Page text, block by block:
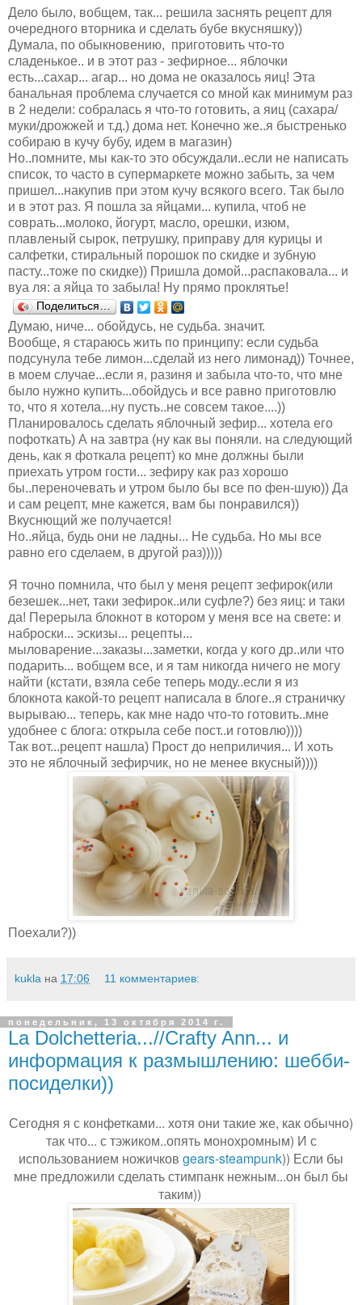
Дело было, вобщем, так... решила заснять рецепт для
очередного вторника и сделать бубе вкусняшку))
Думала, по обыкновению, приготовить что-то
сладенькое.. и в этот раз - зефирное... яблочки
есть...сахар... агар... но дома не оказалось яиц! Эта
банальная проблема случается со мной как минимум раз
в 2 недели: собралась я что-то готовить, а яиц (сахара/
муки/дрожжей и т.д.) дома нет. Конечно же..я быстренько
собираю в кучу бубу, идем в магазин)
Но..помните, мы как-то это обсуждали..если не написать
список, то часто в супермаркете можно забыть, за чем
пришел...накупив при этом кучу всякого всего. Так было
и в этот раз. Я пошла за яйцами... купила, чтоб не
соврать...молоко, йогурт, масло, орешки, изюм,
плавленый сырок, петрушку, приправу для курицы и
салфетки, стиральный порошок по скидке и зубную
пасту...тоже по скидке)) Пришла домой...распаковала... и
вуа ля: а яйца то забыла! Ну прямо проклятье!
Поделиться…
Думаю, ниче... обойдусь, не судьба. значит.
Вообще, я стараюсь жить по принципу: если судьба
подсунула тебе лимон...сделай из него лимонад)) Точнее,
в моем случае...если я, разиня и забыла что-то, что мне
было нужно купить...обойдусь и все равно приготовлю
то, что я хотела...ну пусть..не совсем такое....))
Планировалось сделать яблочный зефир... хотела его
пофоткать) А на завтра (ну как вы поняли. на следующий
день, как я фоткала рецепт) ко мне должны были
приехать утром гости... зефиру как раз хорошо
бы..переночевать и утром было бы все по фен-шую)) Да
и сам рецепт, мне кажется, вам бы понравился))
Вкуснющий же получается!
Но..яйца, будь они не ладны... Не судьба. Но мы все
равно его сделаем, в другой раз)))))
Я точно помнила, что был у меня рецепт зефирок(или
безешек...нет, таки зефирок..или суфле?) без яиц: и таки
да! Перерыла блокнот в котором у меня все на свете: и
наброски... эскизы... рецепты...
мыловарение...заказы...заметки, когда у кого др..или что
подарить... вобщем все, и я там никогда ничего не могу
найти (кстати, взяла себе теперь моду..если я из
блокнота какой-то рецепт написала в блоге..я страничку
вырываю... теперь, как мне надо что-то готовить..мне
удобнее с блога: открыла себе пост..и готовлю))))
Так вот...рецепт нашла) Прост до неприличия... И хоть
это не яблочный зефирчик, но не менее вкусный))))
Поехали?))
kukla на 17:06 11 комментариев:
понедельник, 13 октября 2014 г.
La Dolchetteria...//Crafty Ann... и
информация к размышлению: шебби-
посиделки))
Сегодня я с конфетками... хотя они такие же, как обычно)
так что... с тэжиком..опять монохромным) И с
использованием ножичков gears-steampunk)) Если бы
мне предложили сделать стимпанк нежным...он был бы
таким))